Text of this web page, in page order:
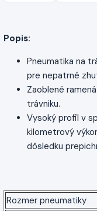
Popis:
Pneumatika na
pre nepatrné
Zaoblené
trávniku.
Vysoký profil v
kilometrový
dôsledku
Rozmer pneumatiky